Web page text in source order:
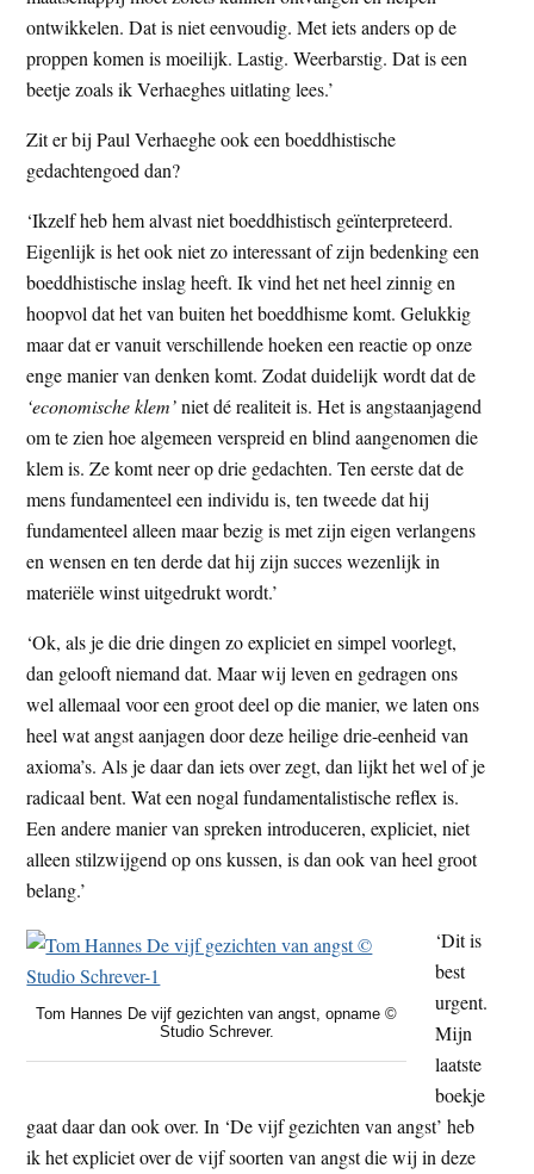
ontwikkelen. Dat is niet eenvoudig. Met iets anders op de
proppen komen is moeilijk. Lastig. Weerbarstig. Dat is een
beetje zoals ik Verhaeghes uitlating lees.’
Zit er bij Paul Verhaeghe ook een boeddhistische
gedachtengoed dan?
‘Ikzelf heb hem alvast niet boeddhistisch geïnterpreteerd.
Eigenlijk is het ook niet zo interessant of zijn bedenking een
boeddhistische inslag heeft. Ik vind het net heel zinnig en
hoopvol dat het van buiten het boeddhisme komt. Gelukkig
maar dat er vanuit verschillende hoeken een reactie op onze
enge manier van denken komt. Zodat duidelijk wordt dat de
‘economische klem’niet dé realiteit is. Het is angstaanjagend
om te zien hoe algemeen verspreid en blind aangenomen die
klem is. Ze komt neer op drie gedachten. Ten eerste dat de
mens fundamenteel een individu is, ten tweede dat hij
fundamenteel alleen maar bezig is met zijn eigen verlangens
en wensen en ten derde dat hij zijn succes wezenlijk in
materiële winst uitgedrukt wordt.’
‘Ok, als je die drie dingen zo expliciet en simpel voorlegt,
dan gelooft niemand dat. Maar wij leven en gedragen ons
wel allemaal voor een groot deel op die manier, we laten ons
heel wat angst aanjagen door deze heilige drie-eenheid van
axioma’s. Als je daar dan iets over zegt, dan lijkt het wel of je
radicaal bent. Wat een nogal fundamentalistische reflex is.
Een andere manier van spreken introduceren, expliciet, niet
alleen stilzwijgend op ons kussen, is dan ook van heel groot
belang.’
Tom Hannes De vijf gezichten van angst, opname ©
Studio Schrever.
‘Dit is
best
urgent.
Mijn
laatste
boekje
gaat daar dan ook over. In ‘De vijf gezichten van angst’ heb
ik het expliciet over de vijf soorten van angst die wij in deze